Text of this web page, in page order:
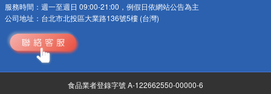
服務時間： 週一至週日 09:00-21:00，例假日依網站公告為主
公司地址： 台北市北投區大業路136號5樓 (台灣)
食品業者登錄字號 A-122662550-00000-6